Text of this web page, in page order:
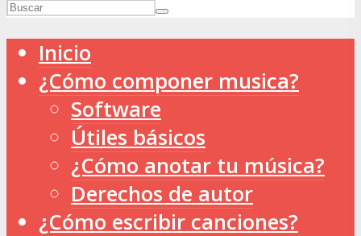
Inicio
¿Cómo componer musica?
Software
Útiles básicos
¿Cómo anotar tu música?
Derechos de autor
¿Cómo escribir canciones?